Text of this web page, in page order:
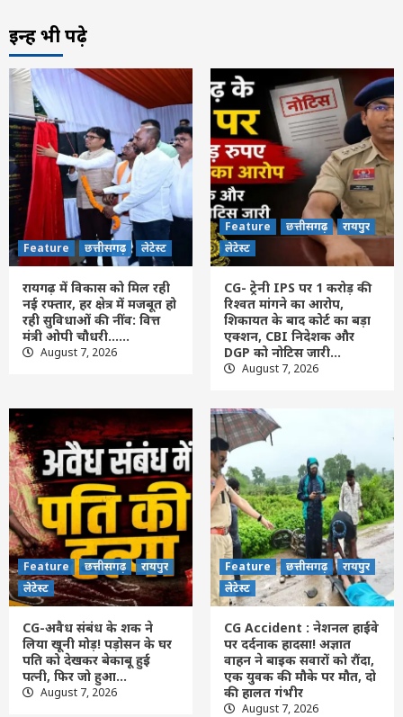
6
7
Feature छत्तीसगढ़ रायपुर लेटेस्ट
मातृशक्ति के खातों में पहुंची महतारी वंदन योजना
की 30वीं किस्त जारी
Feature छत्तीसगढ़ लेटेस्ट
रायगढ़ में विकास को मिल रही नई रफ्तार, हर क्षेत्र में
मजबूत हो रही सुविधाओं की नींव: वित्त मंत्री ओपी
चौधरी……
Feature छत्तीसगढ़ लेटेस्ट
CG- ट्रेनी IPS पर 1 करोड़ की रिश्वत मांगने का
आरोप, शिकायत के बाद कोर्ट का बड़ा एक्शन, CBI
निदेशक और DGP को नोटिस जारी…
3
Feature छत्तीसगढ़ रायपुर लेटेस्ट
CG-अवैध संबंध के शक ने लिया खूनी मोड़! पड़ोसन
के घर पति को देखकर बेकाबू हुई पत्नी, फिर जो
हुआ…
4
Feature छत्तीसगढ़ रायपुर लेटेस्ट
CG Accident : नेशनल हाईवे पर दर्दनाक हादसा!
अज्ञात वाहन ने बाइक सवारों को रौंदा, एक युवक
की मौके पर मौत, दो की हालत गंभीर
5
Feature छत्तीसगढ़ लेटेस्ट
CG Police Transfer : कमिश्नरेट में थाना
प्रभारियों समेत 4 निरीक्षकों का ट्रांसफर, जानिए
किसे मिली कौन-सी नई जिम्मेदारी….
इन्हें भी पढ़े
Feature छत्तीसगढ़ लेटेस्ट
रायगढ़ में विकास को मिल रही
नई रफ्तार, हर क्षेत्र में मजबूत हो
रही सुविधाओं की नींव: वित्त
मंत्री ओपी चौधरी……
August 7, 2026
Feature छत्तीसगढ़
रायपुर
लेटेस्ट
CG- ट्रेनी IPS पर 1 करोड़ की
रिश्वत मांगने का आरोप,
शिकायत के बाद कोर्ट का बड़ा
एक्शन, CBI निदेशक और
DGP को नोटिस जारी…
August 7, 2026
Feature छत्तीसगढ़
रायपुर
लेटेस्ट
CG-अवैध संबंध के शक ने
लिया खूनी मोड़! पड़ोसन के घर
पति को देखकर बेकाबू हुई
पत्नी, फिर जो हुआ…
August 7, 2026
Feature छत्तीसगढ़
रायपुर
लेटेस्ट
CG Accident : नेशनल हाईवे
पर दर्दनाक हादसा! अज्ञात
वाहन ने बाइक सवारों को रौंदा,
एक युवक की मौके पर मौत, दो
की हालत गंभीर
August 7, 2026